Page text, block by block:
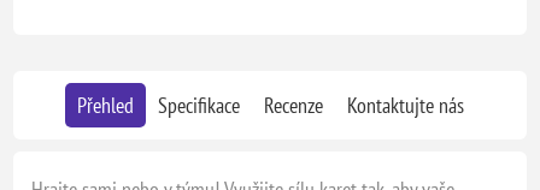
Přehled Specifikace Recenze Kontaktujte nás